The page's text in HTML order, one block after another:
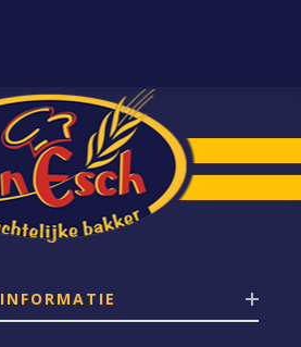
INFORMATIE